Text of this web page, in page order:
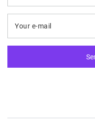
Your e-mail